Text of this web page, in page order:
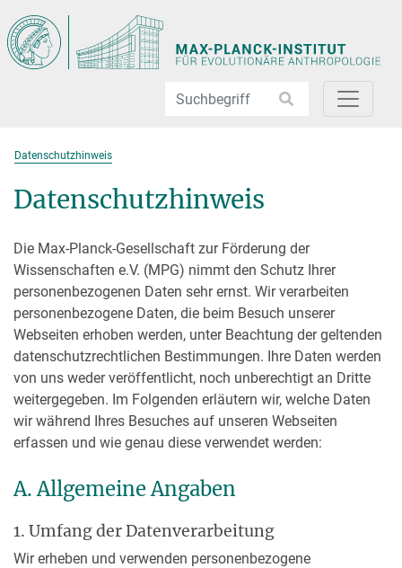
Datenschutzhinweis
Datenschutzhinweis
Die Max-Planck-Gesellschaft zur Förderung der
Wissenschaften e.V. (MPG) nimmt den Schutz Ihrer
personenbezogenen Daten sehr ernst. Wir verarbeiten
personenbezogene Daten, die beim Besuch unserer
Webseiten erhoben werden, unter Beachtung der geltenden
daten­schutzrechtlichen Bestimmungen. Ihre Daten werden
von uns weder veröffentlicht, noch unberechtigt an Dritte
weitergegeben. Im Folgenden erläutern wir, welche Daten
wir während Ihres Besuches auf unseren Webseiten
erfassen und wie genau diese verwendet werden:
A. Allgemeine Angaben
1. Umfang der Datenverarbeitung
Wir erheben und verwenden personenbezogene